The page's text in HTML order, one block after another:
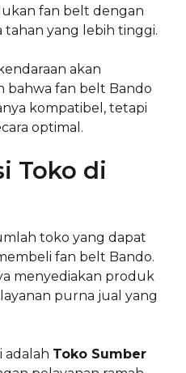
fan belt dengan
tahan yang lebih tinggi.
akan
bahwa fan belt Bando
kompatibel, tetapi
optimal.
Toko di
toko yang dapat
fan belt Bando.
menyediakan produk
purna jual yang
adalah Toko Sumber